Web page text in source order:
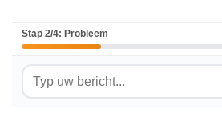
Stap 2/4: Probleem